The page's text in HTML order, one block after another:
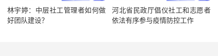
林宇婷：中层社工管理者如何做
好团队建设？
河北省民政厅倡仪社工和志愿者
依法有序参与疫情防控工作